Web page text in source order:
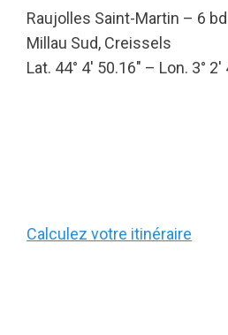
Raujolles Saint-Martin – 6
Millau Sud, Creissels
Lat. 44° 4′ 50.16″ – Lon. 3° 2′
Calculez votre itinéraire